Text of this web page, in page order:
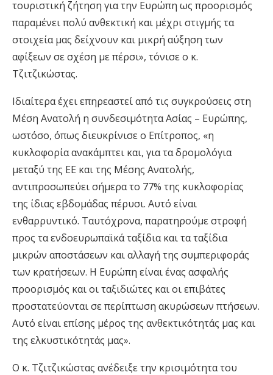
τουριστική ζήτηση για την Ευρώπη ως προορισμός
παραμένει πολύ ανθεκτική και μέχρι στιγμής τα
στοιχεία μας δείχνουν και μικρή αύξηση των
αφίξεων σε σχέση με πέρσι», τόνισε ο κ.
Τζιτζικώστας.
Ιδιαίτερα έχει επηρεαστεί από τις συγκρούσεις στη
Μέση Ανατολή η συνδεσιμότητα Ασίας – Ευρώπης,
ωστόσο, όπως διευκρίνισε ο Επίτροπος, «η
κυκλοφορία ανακάμπτει και, για τα δρομολόγια
μεταξύ της ΕΕ και της Μέσης Ανατολής,
αντιπροσωπεύει σήμερα το 77% της κυκλοφορίας
της ίδιας εβδομάδας πέρυσι. Αυτό είναι
ενθαρρυντικό. Ταυτόχρονα, παρατηρούμε στροφή
προς τα ενδοευρωπαϊκά ταξίδια και τα ταξίδια
μικρών αποστάσεων και αλλαγή της συμπεριφοράς
των κρατήσεων. Η Ευρώπη είναι ένας ασφαλής
προορισμός και οι ταξιδιώτες και οι επιβάτες
προστατεύονται σε περίπτωση ακυρώσεων πτήσεων.
Αυτό είναι επίσης μέρος της ανθεκτικότητάς μας και
της ελκυστικότητάς μας».
Ο κ. Τζιτζικώστας ανέδειξε την κρισιμότητα του